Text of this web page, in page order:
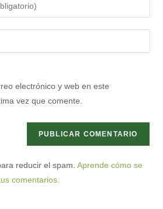
electrónico y web en este
vez que comente.
reducir el spam.Aprende cómo se
comentarios.